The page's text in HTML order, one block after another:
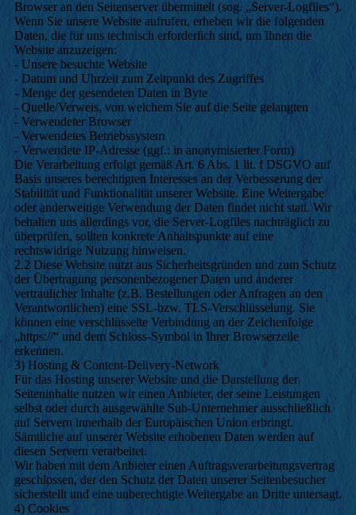
Browser an den Seitenserver übermittelt (sog. „Server-Logfiles“).
Wenn Sie unsere Website aufrufen, erheben wir die folgenden
Daten, die für uns technisch erforderlich sind, um Ihnen die
Website anzuzeigen:
- Unsere besuchte Website
- Datum und Uhrzeit zum Zeitpunkt des Zugriffes
- Menge der gesendeten Daten in Byte
- Quelle/Verweis, von welchem Sie auf die Seite gelangten
- Verwendeter Browser
- Verwendetes Betriebssystem
- Verwendete IP-Adresse (ggf.: in anonymisierter Form)
Die Verarbeitung erfolgt gemäß Art. 6 Abs. 1 lit. f DSGVO auf
Basis unseres berechtigten Interesses an der Verbesserung der
Stabilität und Funktionalität unserer Website. Eine Weitergabe
oder anderweitige Verwendung der Daten findet nicht statt. Wir
behalten uns allerdings vor, die Server-Logfiles nachträglich zu
überprüfen, sollten konkrete Anhaltspunkte auf eine
rechtswidrige Nutzung hinweisen.
2.2 Diese Website nutzt aus Sicherheitsgründen und zum Schutz
der Übertragung personenbezogener Daten und anderer
vertraulicher Inhalte (z.B. Bestellungen oder Anfragen an den
Verantwortlichen) eine SSL-bzw. TLS-Verschlüsselung. Sie
können eine verschlüsselte Verbindung an der Zeichenfolge
„https://“ und dem Schloss-Symbol in Ihrer Browserzeile
erkennen.
3) Hosting & Content-Delivery-Network
Für das Hosting unserer Website und die Darstellung der
Seiteninhalte nutzen wir einen Anbieter, der seine Leistungen
selbst oder durch ausgewählte Sub-Unternehmer ausschließlich
auf Servern innerhalb der Europäischen Union erbringt.
Sämtliche auf unserer Website erhobenen Daten werden auf
diesen Servern verarbeitet.
Wir haben mit dem Anbieter einen Auftragsverarbeitungsvertrag
geschlossen, der den Schutz der Daten unserer Seitenbesucher
sicherstellt und eine unberechtigte Weitergabe an Dritte untersagt.
4) Cookies